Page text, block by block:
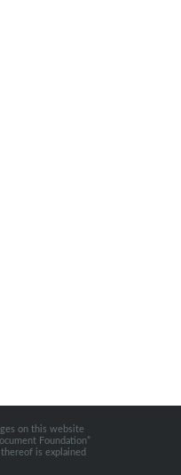
on this website
Foundation”
is explained